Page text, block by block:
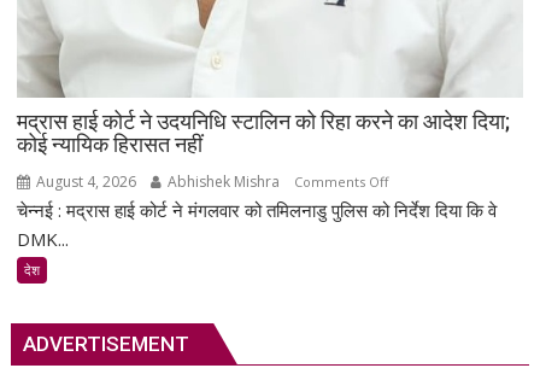
मद्रास हाई कोर्ट ने उदयनिधि स्टालिन को रिहा करने का आदेश दिया;
कोई न्यायिक हिरासत नहीं
August 4, 2026 Abhishek Mishra Comments Offon
मद्रास
को
चेन्नई : मद्रास हाई कोर्ट ने मंगलवार को तमिलनाडु पुलिस को निर्देश दिया कि वे
DMK...
देश
ADVERTISEMENT